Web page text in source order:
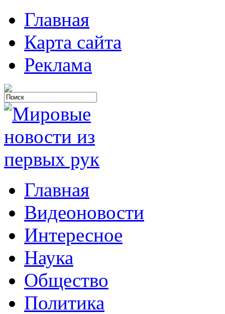
Главная
Карта сайта
Реклама
Главная
Видеоновости
Интересное
Наука
Общество
Политика